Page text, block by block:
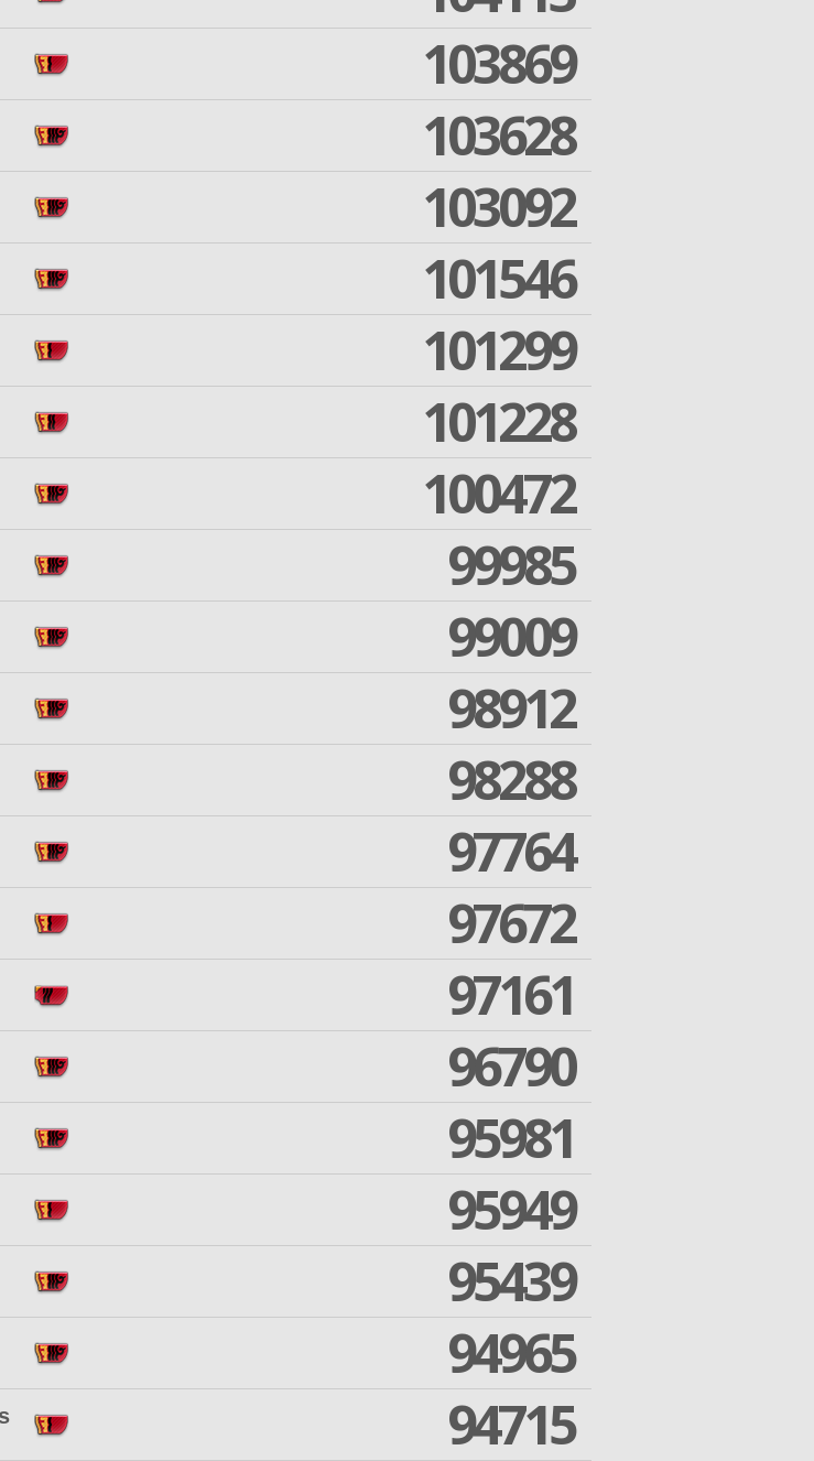
103869
103628
103092
101546
101299
101228
100472
99985
99009
98912
98288
97764
97672
97161
96790
95981
95949
95439
94965
94715